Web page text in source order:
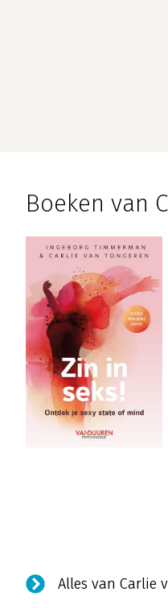
Boeken van
Alles van Carlie